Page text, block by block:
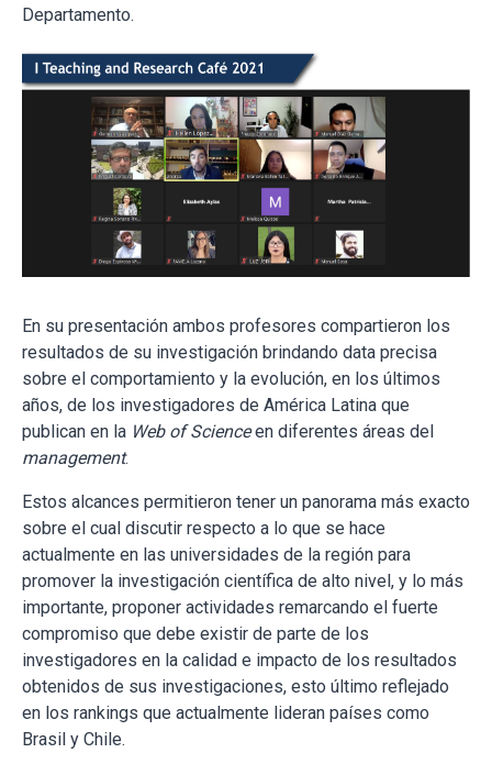
Departamento.
En su presentación ambos profesores compartieron los
resultados de su investigación brindando data precisa
sobre el comportamiento y la evolución, en los últimos
años, de los investigadores de América Latina que
publican en la Web of Scienceen diferentes áreas del
management.
Estos alcances permitieron tener un panorama más exacto
sobre el cual discutir respecto a lo que se hace
actualmente en las universidades de la región para
promover la investigación científica de alto nivel, y lo más
importante, proponer actividades remarcando el fuerte
compromiso que debe existir de parte de los
investigadores en la calidad e impacto de los resultados
obtenidos de sus investigaciones, esto último reflejado
en los rankings que actualmente lideran países como
Brasil y Chile.